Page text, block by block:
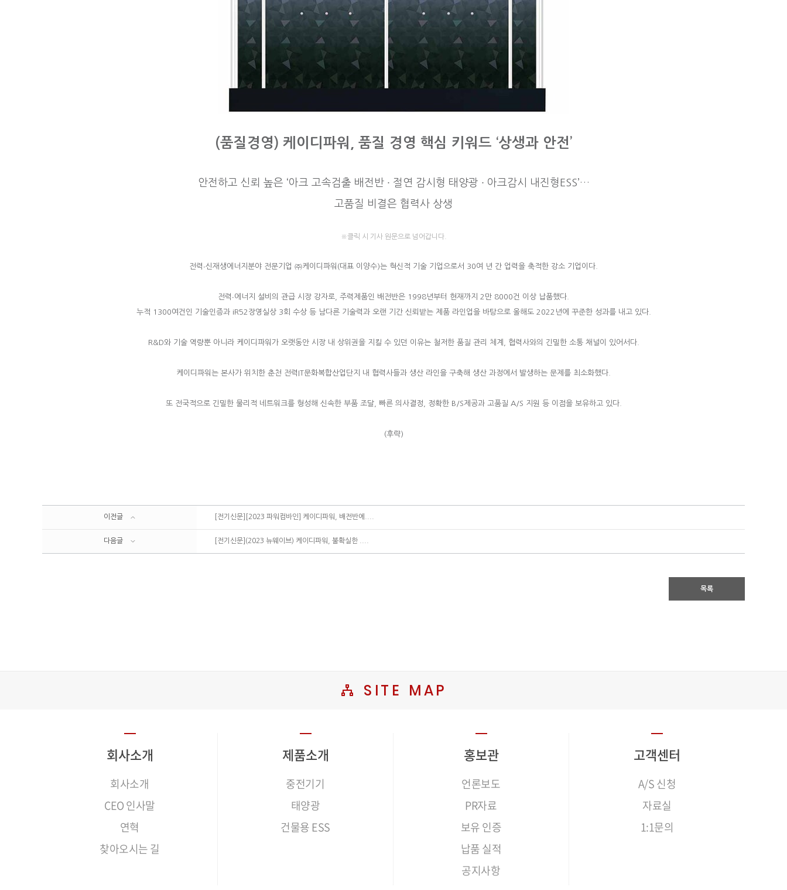
(품질경영) 케이디파워, 품질 경영 핵심 키워드 ‘상생과 안전’
안전하고 신뢰 높은 ‘아크 고속검출 배전반 ∙ 절연 감시형 태양광 ∙ 아크감시 내진형ESS’…
고품질 비결은 협력사 상생
※클릭 시 기사 원문으로 넘어갑니다.
전력∙신재생에너지분야 전문기업 ㈜케이디파워(대표 이양수)는 혁신적 기술 기업으로서 30여 년 간 업력을 축적한 강소 기업이다.
전력∙에너지 설비의 관급 시장 강자로, 주력제품인 배전반은 1998년부터 현재까지 2만 8000건 이상 납품했다.
누적 1300여건인 기술인증과 iR52장영실상 3회 수상 등 남다른 기술력과 오랜 기간 신뢰받는 제품 라인업을 바탕으로 올해도 2022년에 꾸준한 성과를 내고 있다.
R&D와 기술 역량뿐 아니라 케이디파워가 오랫동안 시장 내 상위권을 지킬 수 있던 이유는 철저한 품질 관리 체계, 협력사와의 긴밀한 소통 채널이 있어서다.
케이디파워는 본사가 위치한 춘천 전력IT문화복합산업단지 내 협력사들과 생산 라인을 구축해 생산 과정에서 발생하는 문제를 최소화했다.
또 전국적으로 긴밀한 물리적 네트워크를 형성해 신속한 부품 조달, 빠른 의사결정, 정확한 B/S제공과 고품질 A/S 지원 등 이점을 보유하고 있다.
(후략)
이전글 [전기신문][2023 파워컴바인] 케이디파워, 배전반에....
다음글 [전기신문](2023 뉴웨이브) 케이디파워, 불확실한 ....
목록
SITE MAP
회사소개
회사소개
CEO 인사말
연혁
찾아오시는 길
제품소개
중전기기
태양광
건물용 ESS
홍보관
언론보도
PR자료
보유 인증
납품 실적
공지사항
고객센터
A/S 신청
자료실
1:1문의